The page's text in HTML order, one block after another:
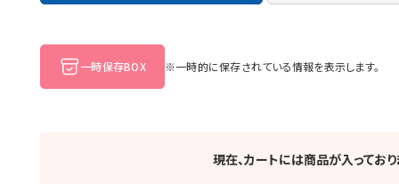
一時保存BOX ※一時的に保存されている情報を表示します。
現在、カートには商品が入ってお